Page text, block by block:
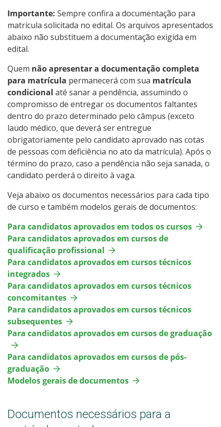
Importante: Sempre confira a documentação para
matrícula solicitada no edital. Os arquivos apresentados
abaixo não substituem a documentação exigida em
edital.
Quem não apresentar a documentação completa
para matrícula permanecerá com sua matrícula
condicional até sanar a pendência, assumindo o
compromisso de entregar os documentos faltantes
dentro do prazo determinado pelo câmpus (exceto
laudo médico, que deverá ser entregue
obrigatoriamente pelo candidato aprovado nas cotas
de pessoas com deficiência no ato da matrícula). Após o
término do prazo, caso a pendência não seja sanada, o
candidato perderá o direito à vaga.
Veja abaixo os documentos necessários para cada tipo
de curso e também modelos gerais de documentos:
Para candidatos aprovados em todos os cursos
Para candidatos aprovados em cursos de
qualificação profissional
Para candidatos aprovados em cursos técnicos
integrados
Para candidatos aprovados em cursos técnicos
concomitantes
Para candidatos aprovados em cursos técnicos
subsequentes
Para candidatos aprovados em cursos de graduação
Para candidatos aprovados em cursos de pós-
graduação
Modelos gerais de documentos
Documentos necessários para a